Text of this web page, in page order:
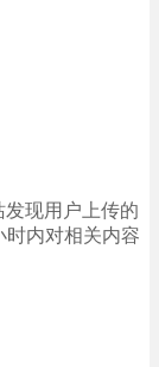
发现用户上传的
时内对相关内容